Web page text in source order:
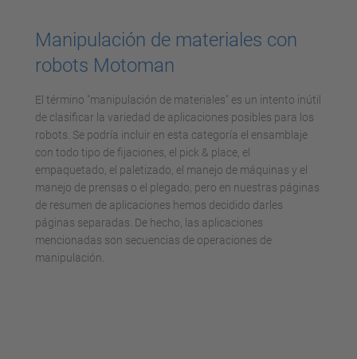
Manipulación de materiales con
robots Motoman
El término "manipulación de materiales" es un intento inútil
de clasificar la variedad de aplicaciones posibles para los
robots. Se podría incluir en esta categoría el ensamblaje
con todo tipo de fijaciones, el pick & place, el
empaquetado, el paletizado, el manejo de máquinas y el
manejo de prensas o el plegado, pero en nuestras páginas
de resumen de aplicaciones hemos decidido darles
páginas separadas. De hecho, las aplicaciones
mencionadas son secuencias de operaciones de
manipulación.